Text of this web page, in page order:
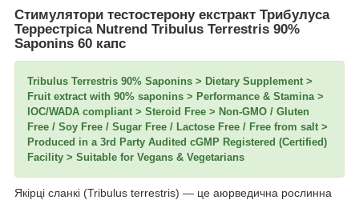
Стимулятори тестостерону екстракт Трибулуса
Террестріса Nutrend Tribulus Terrestris 90%
Saponins 60 капс
Tribulus Terrestris 90% Saponins > Dietary Supplement >
Fruit extract with 90% saponins > Performance & Stamina >
IOC/WADA compliant > Steroid Free > Non-GMO / Gluten
Free / Soy Free / Sugar Free / Lactose Free / Free from salt >
Produced in a 3rd Party Audited cGMP Registered (Certified)
Facility > Suitable for Vegans & Vegetarians
Якірці сланкі (Tribulus terrestris) — це аюрведична рослинна